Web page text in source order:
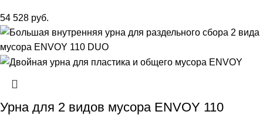
54 528 руб.
Урна для 2 видов мусора ENVOY 110